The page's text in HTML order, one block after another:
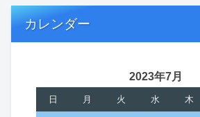
カレンダー
2023年7月
日 月 火 水 木